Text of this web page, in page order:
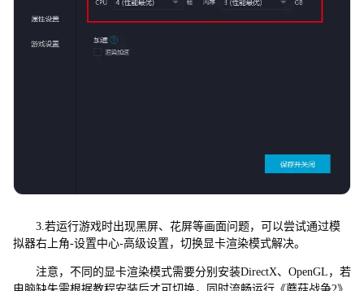
3.若运行游戏时出现黑屏、花屏等画面问题，可以尝试通过模
拟器右上角-设置中心-高级设置，切换显卡渲染模式解决。
注意，不同的显卡渲染模式需要分别安装DirectX、OpenGL，若